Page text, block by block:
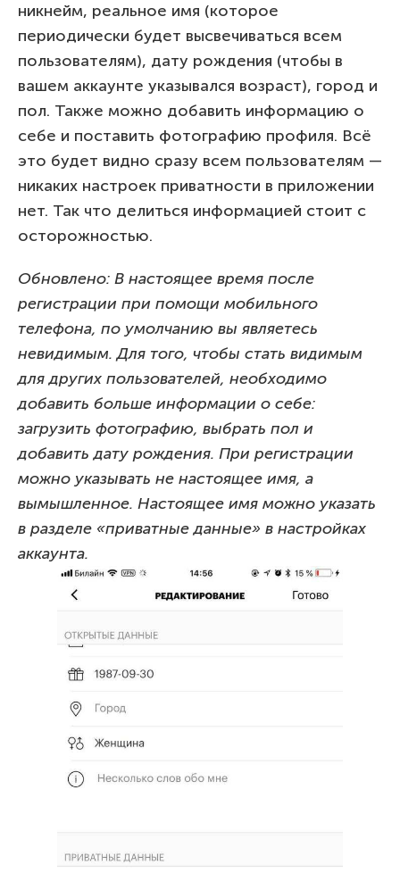
никнейм, реальное имя (которое
периодически будет высвечиваться всем
пользователям), дату рождения (чтобы в
вашем аккаунте указывался возраст), город и
пол. Также можно добавить информацию о
себе и поставить фотографию профиля. Всё
это будет видно сразу всем пользователям —
никаких настроек приватности в приложении
нет. Так что делиться информацией стоит с
осторожностью.
Обновлено: В настоящее время после
регистрации при помощи мобильного
телефона, по умолчанию вы являетесь
невидимым. Для того, чтобы стать видимым
для других пользователей, необходимо
добавить больше информации о себе:
загрузить фотографию, выбрать пол и
добавить дату рождения. При регистрации
можно указывать не настоящее имя, а
вымышленное. Настоящее имя можно указать
в разделе «приватные данные» в настройках
аккаунта.